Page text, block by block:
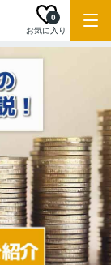
お気に入り
0